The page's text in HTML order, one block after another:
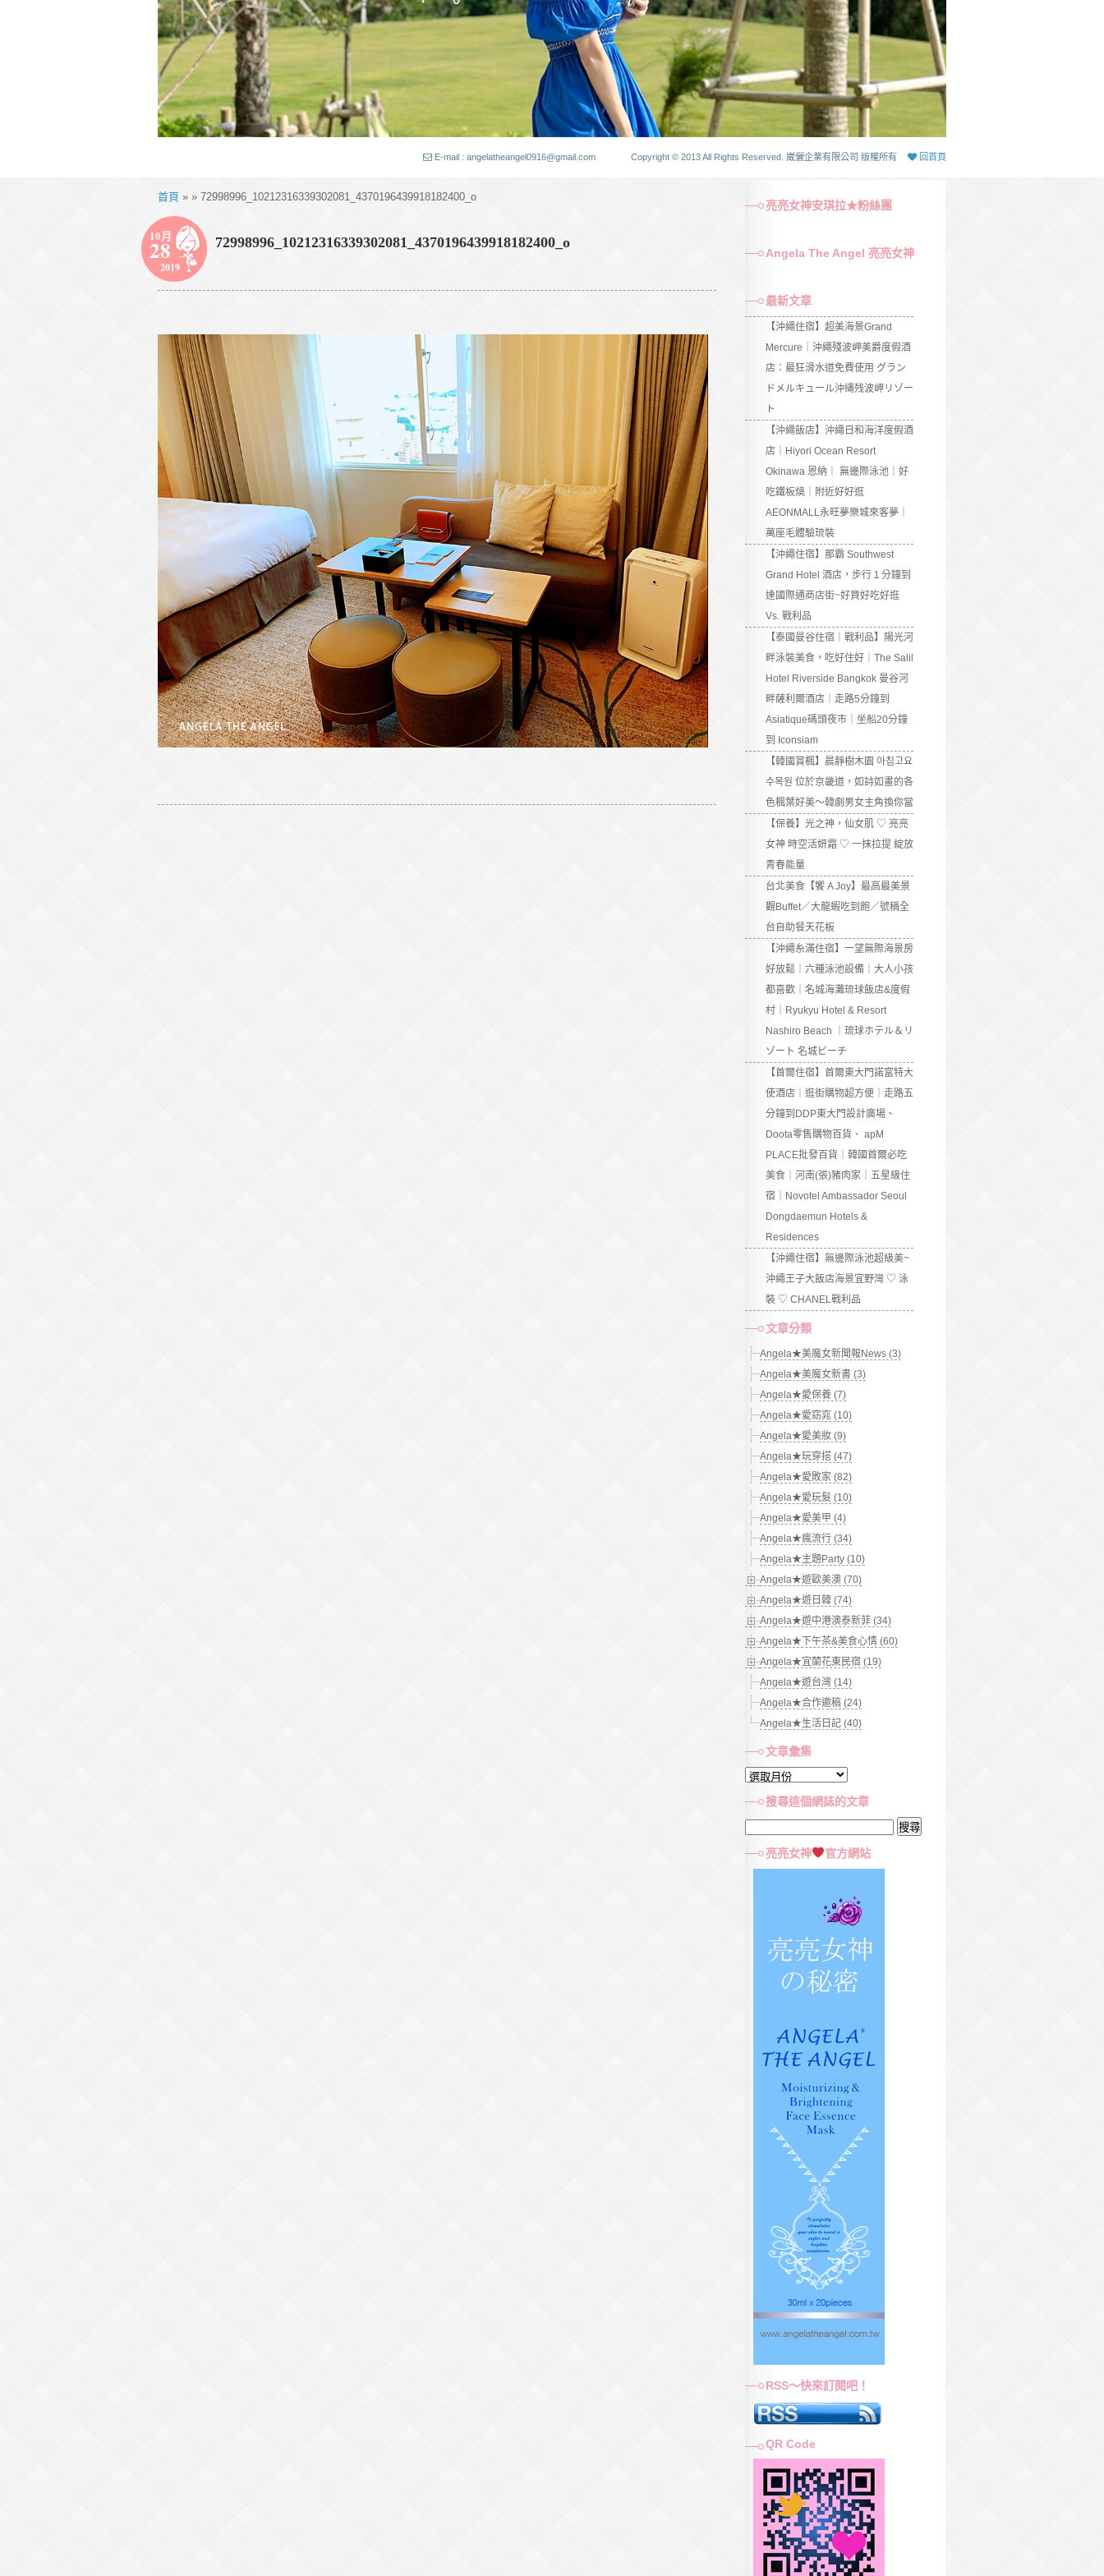
E-mail : angelatheangel0916@gmail.com Copyright © 2013 All Rights Reserved. 崴儷企業有限公司 版權所有 回首頁
首頁 » » 72998996_10212316339302081_4370196439918182400_o
10月
28
2019
72998996_10212316339302081_4370196439918182400_o
亮亮女神安琪拉★粉絲團
Angela The Angel 亮亮女神
最新文章
【沖繩住宿】超美海景Grand
Mercure｜沖繩殘波岬美爵度假酒
店：最狂滑水道免費使用 グラン
ドメルキュール沖縄残波岬リゾー
ト
【沖繩飯店】沖繩日和海洋度假酒
店｜Hiyori Ocean Resort
Okinawa 恩納｜ 無邊際泳池｜好
吃鐵板燒｜附近好好逛
AEONMALL永旺夢樂城來客夢｜
萬座毛體驗琉裝
【沖繩住宿】那霸 Southwest
Grand Hotel 酒店，步行１分鐘到
達國際通商店街~好買好吃好逛
Vs. 戰利品
【泰國曼谷住宿｜戰利品】陽光河
畔泳裝美食，吃好住好｜The Salil
Hotel Riverside Bangkok 曼谷河
畔薩利爾酒店｜走路5分鐘到
Asiatique碼頭夜市｜坐船20分鐘
到 Iconsiam
【韓國賞楓】晨靜樹木園 아침고요
수목원 位於京畿道，如詩如畫的各
色楓葉好美～韓劇男女主角換你當
【保養】光之神，仙女肌 ♡ 亮亮
女神 時空活妍霜 ♡ 一抹拉提 綻放
青春能量
台北美食【饗 A Joy】最高最美景
觀Buffet／大龍蝦吃到飽／號稱全
台自助餐天花板
【沖繩糸滿住宿】一望無際海景房
好放鬆｜六種泳池設備｜大人小孩
都喜歡｜名城海灘琉球飯店&度假
村｜Ryukyu Hotel & Resort
Nashiro Beach ｜琉球ホテル＆リ
ゾート 名城ビーチ
【首爾住宿】首爾東大門諾富特大
使酒店｜逛街購物超方便｜走路五
分鐘到DDP東大門設計廣場、
Doota零售購物百貨、 apM
PLACE批發百貨｜韓國首爾必吃
美食｜河南(張)豬肉家｜五星級住
宿｜Novotel Ambassador Seoul
Dongdaemun Hotels &
Residences
【沖繩住宿】無邊際泳池超級美~
沖繩王子大飯店海景宜野灣 ♡ 泳
裝 ♡ CHANEL戰利品
文章分類
Angela★美魔女新聞報News (3)
Angela★美魔女新書 (3)
Angela★愛保養 (7)
Angela★愛窈窕 (10)
Angela★愛美妝 (9)
Angela★玩穿搭 (47)
Angela★愛敗家 (82)
Angela★愛玩髮 (10)
Angela★愛美甲 (4)
Angela★瘋流行 (34)
Angela★主題Party (10)
Angela★遊歐美澳 (70)
Angela★遊日韓 (74)
Angela★遊中港澳泰新菲 (34)
Angela★下午茶&美食心情 (60)
Angela★宜蘭花東民宿 (19)
Angela★遊台灣 (14)
Angela★合作邀稿 (24)
Angela★生活日記 (40)
文章彙集
文
彙
集
搜尋這個網誌的文章
關
亮亮女神 官方網站
RSS～快來訂閱吧！
QR Code